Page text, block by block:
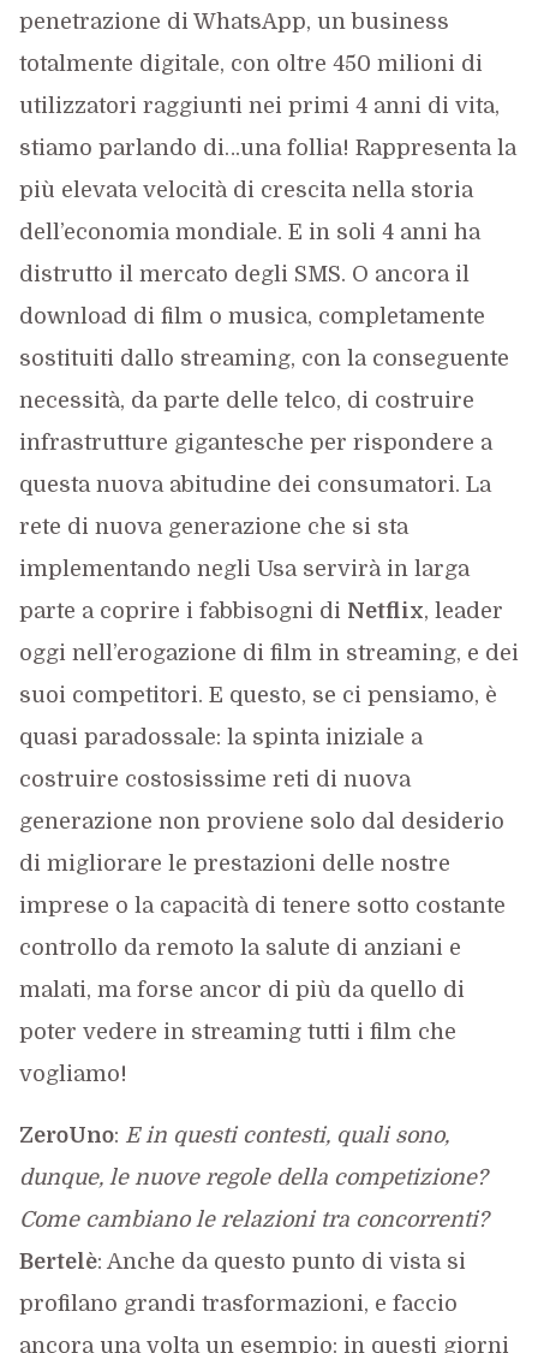
penetrazione di WhatsApp, un business
totalmente digitale, con oltre 450 milioni di
utilizzatori raggiunti nei primi 4 anni di vita,
stiamo parlando di…una follia! Rappresenta la
più elevata velocità di crescita nella storia
dell’economia mondiale. E in soli 4 anni ha
distrutto il mercato degli SMS. O ancora il
download di film o musica, completamente
sostituiti dallo streaming, con la conseguente
necessità, da parte delle telco, di costruire
infrastrutture gigantesche per rispondere a
questa nuova abitudine dei consumatori. La
rete di nuova generazione che si sta
implementando negli Usa servirà in larga
parte a coprire i fabbisogni di Netflix, leader
oggi nell’erogazione di film in streaming, e dei
suoi competitori. E questo, se ci pensiamo, è
quasi paradossale: la spinta iniziale a
costruire costosissime reti di nuova
generazione non proviene solo dal desiderio
di migliorare le prestazioni delle nostre
imprese o la capacità di tenere sotto costante
controllo da remoto la salute di anziani e
malati, ma forse ancor di più da quello di
poter vedere in streaming tutti i film che
vogliamo!
ZeroUno: E in questi contesti, quali sono,
dunque, le nuove regole della competizione?
Come cambiano le relazioni tra concorrenti?
Bertelè: Anche da questo punto di vista si
profilano grandi trasformazioni, e faccio
ancora una volta un esempio: in questi giorni